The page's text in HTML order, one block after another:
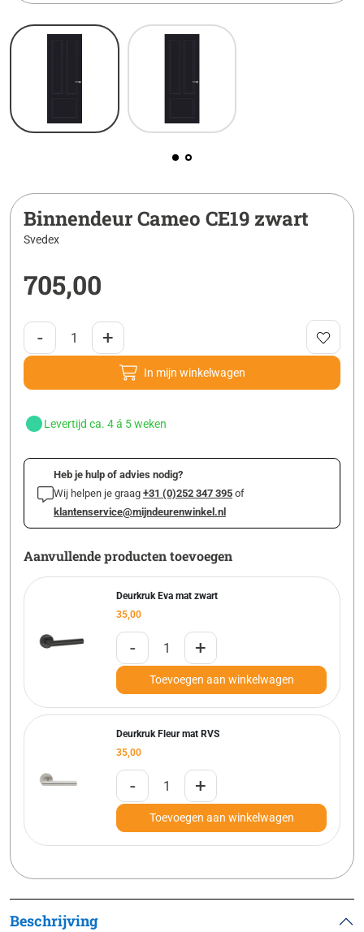
Binnendeur Cameo CE19 zwart
Svedex
705,00
- +
In mijn winkelwagen
Levertijd ca. 4 á 5 weken
Heb je hulp of advies nodig?
Wij helpen je graag +31 (0)252 347 395 of
klantenservice@mijndeurenwinkel.nl
Aanvullende producten toevoegen
Deurkruk Eva mat zwart
35,00
- +
Toevoegen aan winkelwagen
Deurkruk Fleur mat RVS
35,00
- +
Toevoegen aan winkelwagen
Beschrijving